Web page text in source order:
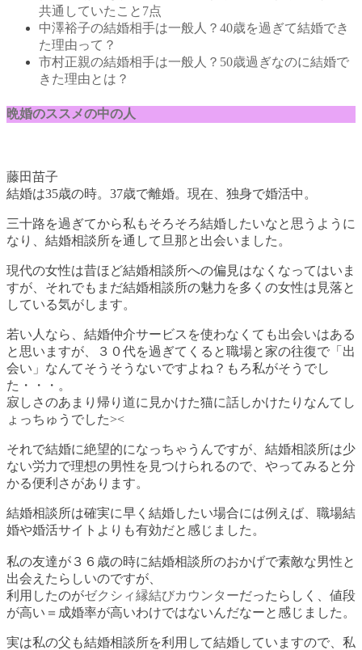
共通していたこと7点
中澤裕子の結婚相手は一般人？40歳を過ぎて結婚でき
た理由って？
市村正親の結婚相手は一般人？50歳過ぎなのに結婚で
きた理由とは？
晩婚のススメの中の人
藤田苗子
結婚は35歳の時。37歳で離婚。現在、独身で婚活中。
三十路を過ぎてから私もそろそろ結婚したいなと思うように
なり、結婚相談所を通して旦那と出会いました。
現代の女性は昔ほど結婚相談所への偏見はなくなってはいま
すが、それでもまだ結婚相談所の魅力を多くの女性は見落と
している気がします。
若い人なら、結婚仲介サービスを使わなくても出会いはある
と思いますが、３０代を過ぎてくると職場と家の往復で「出
会い」なんてそうそうないですよね？もろ私がそうでし
た・・・。
寂しさのあまり帰り道に見かけた猫に話しかけたりなんてし
ょっちゅうでした><
それで結婚に絶望的になっちゃうんですが、結婚相談所は少
ない労力で理想の男性を見つけられるので、やってみると分
かる便利さがあります。
結婚相談所は確実に早く結婚したい場合には例えば、職場結
婚や婚活サイトよりも有効だと感じました。
私の友達が３６歳の時に結婚相談所のおかげで素敵な男性と
出会えたらしいのですが、
利用したのがゼクシィ縁結びカウンターだったらしく、値段
が高い＝成婚率が高いわけではないんだなーと感じました。
実は私の父も結婚相談所を利用して結婚していますので、私